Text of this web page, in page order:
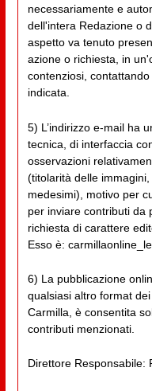
necessariamente e
dell'intera Redazione o
aspetto va tenuto
azione o richiesta, in
contenziosi,
indicata.
5) L’indirizzo e-mail ha
tecnica, di interfaccia
osservazioni
(titolarità delle
medesimi), motivo per
per inviare contributi da
richiesta di carattere
Esso è:
6) La pubblicazione
qualsiasi altro format
Carmilla, è consentita
contributi menzionati.
Direttore Responsabile: